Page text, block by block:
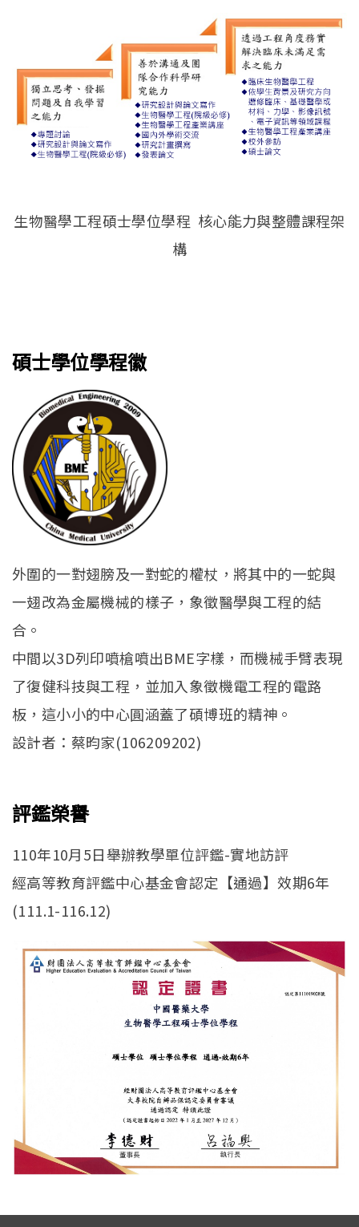
生物醫學工程碩士學位學程 核心能力與整體課程架
構
碩士學位學程徽
外圍的一對翅膀及一對蛇的權杖，將其中的一蛇與
一翅改為金屬機械的樣子，象徵醫學與工程的結
合。
中間以3D列印噴槍噴出BME字樣，而機械手臂表現
了復健科技與工程，並加入象徵機電工程的電路
板，這小小的中心圓涵蓋了碩博班的精神。
設計者：蔡昀家(106209202)
評鑑榮譽
110年10月5日舉辦教學單位評鑑-實地訪評
經高等教育評鑑中心基金會認定【通過】效期6年
(111.1-116.12)